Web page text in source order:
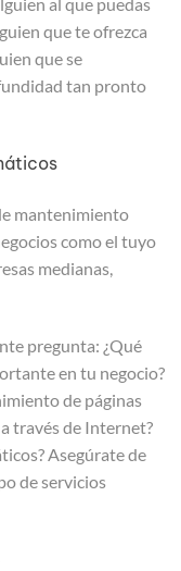
que te ofrezca
que se
tan pronto
mantenimiento
como el tuyo
medianas,
pregunta: ¿Qué
en tu negocio?
de páginas
través de Internet?
Asegúrate de
de servicios